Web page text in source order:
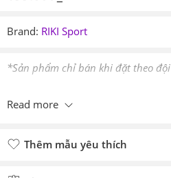
Brand: RIKI Sport
*Sản phẩm chỉ bán khi đặt theo đội
Read more
Thêm mẫu yêu thích